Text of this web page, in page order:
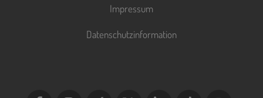
Impressum
Datenschutzinformation